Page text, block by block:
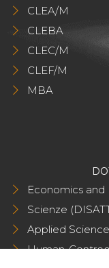
CLEA/M
CLEBA
CLEC/M
CLEF/M
MBA
Economics and
Scienze
Applied
Human-